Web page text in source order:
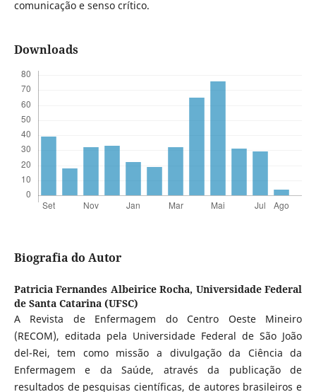
comunicação e senso crítico.
Downloads
Biografia do Autor
Patricia Fernandes Albeirice Rocha, Universidade Federal
de Santa Catarina (UFSC)
A Revista de Enfermagem do Centro Oeste Mineiro
(RECOM), editada pela Universidade Federal de São João
del-Rei, tem como missão a divulgação da Ciência da
Enfermagem e da Saúde, através da publicação de
resultados de pesquisas científicas, de autores brasileiros e